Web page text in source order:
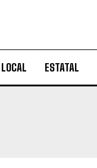
LOCAL ESTATAL